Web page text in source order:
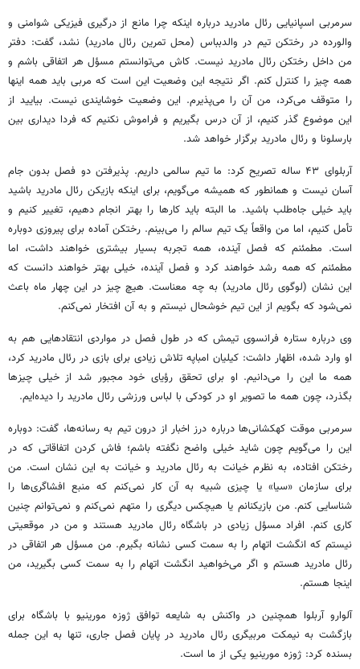
سرمربی اسپانیایی رئال مادرید درباره اینکه چرا مانع از درگیری فیزیکی شوامنی و
والورده در رختکن تیم در والدبباس (محل تمرین رئال مادرید) نشد، گفت: دفتر
من داخل رختکن رئال مادرید نیست. کاش می‌توانستم مسؤل هر اتفاقی باشم و
همه چیز را کنترل کنم. اگر نتیجه این وضعیت این است که مربی باید همه اینها
را متوقف می‌کرد، من آن را می‌پذیرم. این وضعیت خوشایندی نیست. بیایید از
این موضوع گذر کنیم، از آن درس بگیریم و فراموش نکنیم که فردا دیداری بین
بارسلونا و رئال مادرید برگزار خواهد شد.
آربلوای ۴۳ ساله تصریح کرد: ما تیم سالمی داریم. پذیرفتن دو فصل بدون جام
آسان نیست و همانطور که همیشه می‌گویم، برای اینکه بازیکن رئال مادرید باشید
باید خیلی جاه‌طلب باشید. ما البته باید کارها را بهتر انجام دهیم، تغییر کنیم و
تأمل کنیم، اما من واقعاً یک تیم سالم را می‌بینم. رختکن آماده برای پیروزی دوباره
است. مطمئنم که فصل آینده، همه تجربه بسیار بیشتری خواهند داشت، اما
مطمئنم که همه رشد خواهند کرد و فصل آینده، خیلی بهتر خواهند دانست که
این نشان (لوگوی رئال مادرید) به چه معناست. هیچ چیز در این چهار ماه باعث
نمی‌شود که بگویم از این تیم خوشحال نیستم و به آن افتخار نمی‌کنم.
وی درباره ستاره فرانسوی تیمش که در طول فصل در مواردی انتقادهایی هم به
او وارد شده، اظهار داشت: کیلیان امباپه تلاش زیادی برای بازی در رئال مادرید کرد،
همه ما این را می‌دانیم. او برای تحقق رؤیای خود مجبور شد از خیلی چیزها
بگذرد، چون همه ما تصویر او در کودکی با لباس ورزشی رئال مادرید را دیده‌ایم.
سرمربی موقت کهکشانی‌ها درباره درز اخبار از درون تیم به رسانه‌ها، گفت: دوباره
این را می‌گویم چون شاید خیلی واضح نگفته باشم؛ فاش کردن اتفاقاتی که در
رختکن افتاده، به نظرم خیانت به رئال مادرید و خیانت به این نشان است. من
برای سازمان «سیا» یا چیزی شبیه به آن کار نمی‌کنم که منبع افشاگری‌ها را
شناسایی کنم. من بازیکنانم یا هیچکس دیگری را متهم نمی‌کنم و نمی‌توانم چنین
کاری کنم. افراد مسؤل زیادی در باشگاه رئال مادرید هستند و من در موقعیتی
نیستم که انگشت اتهام را به سمت کسی نشانه بگیرم. من مسؤل هر اتفاقی در
رئال مادرید هستم و اگر می‌خواهید انگشت اتهام را به سمت کسی بگیرید، من
اینجا هستم.
آلوارو آربلوا همچنین در واکنش به شایعه توافق ژوزه مورینیو با باشگاه برای
بازگشت به نیمکت مربیگری رئال مادرید در پایان فصل جاری، تنها به این جمله
بسنده کرد: ژوزه مورینیو یکی از ما است.